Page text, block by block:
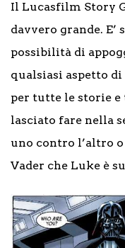
Il Lucasfilm Story
davvero grande.
possibilità di
qualsiasi aspetto
per tutte le storie
lasciato fare nella
uno contro l’altro
Vader che Luke è